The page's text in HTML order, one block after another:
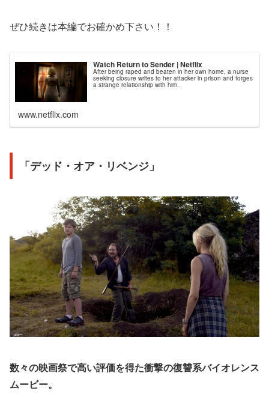
ぜひ続きは本編でお確かめ下さい！！
Watch Return to Sender | Netflix
After being raped and beaten in her own home, a nurse
seeking closure writes to her attacker in prison and forges
a strange relationship with him.
www.netflix.com
「デッド・オア・リベンジ」
数々の映画祭で高い評価を得た衝撃の復讐系バイオレンス
ムービー。